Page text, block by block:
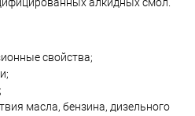
свойства;
масла, бензина, дизельного